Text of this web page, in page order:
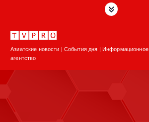
к
Азиатские новости | События дня | Информационное
агентство